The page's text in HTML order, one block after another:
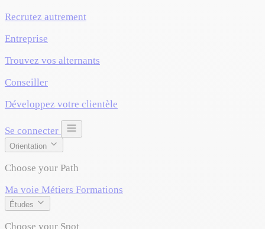
Recrutez autrement
Entreprise
Trouvez vos alternants
Conseiller
Développez votre clientèle
Se connecter
Orientation
Choose your Path
Ma voie Métiers Formations
Études
Choose your Spot